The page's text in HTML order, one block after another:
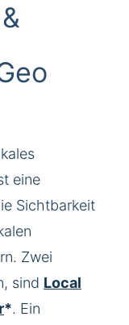
eine
Sichtbarkeit
Zwei
sind Local
*. Ein